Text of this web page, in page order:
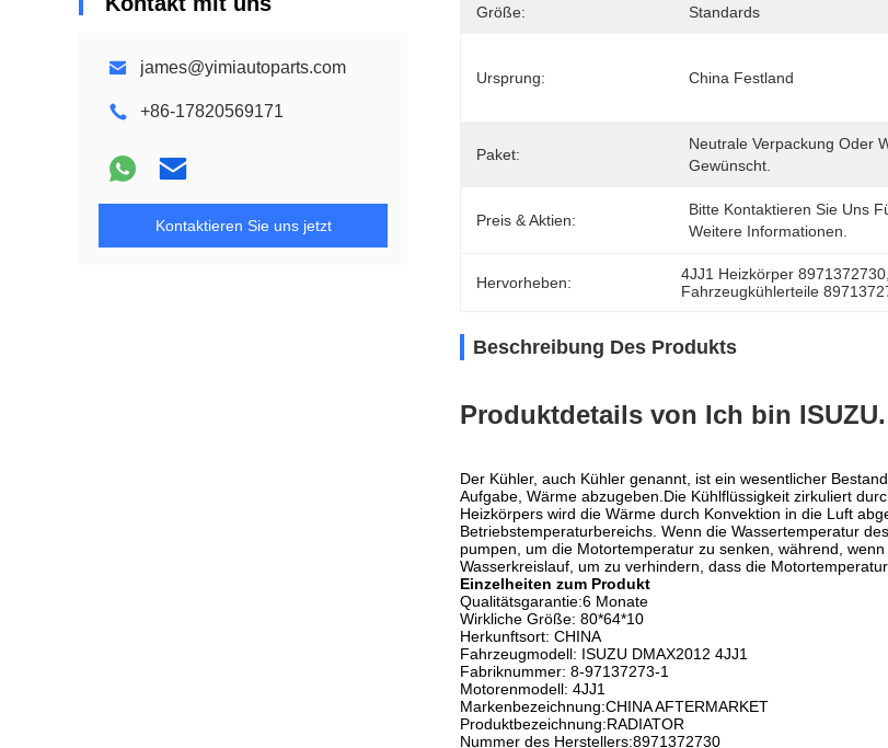
james@yimiautoparts.com
+86-17820569171
Kontaktieren Sie uns jetzt
Größe: Standards
Ursprung: China Festland
Paket:
Neutrale Verpackung Oder
Gewünscht.
Preis & Aktien:
Bitte Kontaktieren Sie Uns
Weitere Informationen.
Hervorheben: 4JJ1 Heizkörper 8971372730
Fahrzeugkühlerteile
Beschreibung Des Produkts
Produktdetails von Ich bin ISUZU.
Der Kühler, auch Kühler genannt, ist ein wesentlicher
Aufgabe, Wärme abzugeben.Die Kühlflüssigkeit zirkuliert
Heizkörpers wird die Wärme durch Konvektion in die Luft
Betriebstemperaturbereichs. Wenn die Wassertemperatur
pumpen, um die Motortemperatur zu senken, während,
Wasserkreislauf, um zu verhindern, dass die Motortemperatur
Einzelheiten zum Produkt
Qualitätsgarantie:6 Monate
Wirkliche Größe: 80*64*10
Herkunftsort: CHINA
Fahrzeugmodell: ISUZU DMAX2012 4JJ1
Fabriknummer: 8-97137273-1
Motorenmodell: 4JJ1
Markenbezeichnung:CHINA AFTERMARKET
Produktbezeichnung:RADIATOR
Nummer des Herstellers:8971372730